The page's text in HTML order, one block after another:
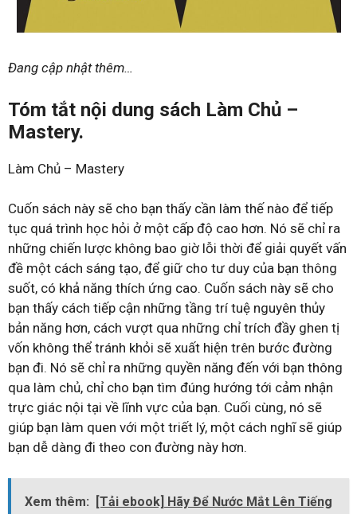
Đang cập nhật thêm…
Tóm tắt nội dung sách Làm Chủ –
Mastery.
Làm Chủ – Mastery
Cuốn sách này sẽ cho bạn thấy cần làm thế nào để tiếp
tục quá trình học hỏi ở một cấp độ cao hơn. Nó sẽ chỉ ra
những chiến lược không bao giờ lỗi thời để giải quyết vấn
đề một cách sáng tạo, để giữ cho tư duy của bạn thông
suốt, có khả năng thích ứng cao. Cuốn sách này sẽ cho
bạn thấy cách tiếp cận những tầng trí tuệ nguyên thủy
bản năng hơn, cách vượt qua những chỉ trích đầy ghen tị
vốn không thể tránh khỏi sẽ xuất hiện trên bước đường
bạn đi. Nó sẽ chỉ ra những quyền năng đến với bạn thông
qua làm chủ, chỉ cho bạn tìm đúng hướng tới cảm nhận
trực giác nội tại về lĩnh vực của bạn. Cuối cùng, nó sẽ
giúp bạn làm quen với một triết lý, một cách nghĩ sẽ giúp
bạn dễ dàng đi theo con đường này hơn.
Xem thêm:
[Tải ebook] Hãy Để Nước Mắt Lên Tiếng